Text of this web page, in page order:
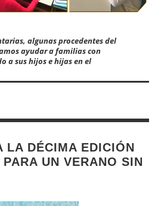
algunas procedentes del
ayudar a familias con
a sus hijos e hijas en el
LA DÉCIMA EDICIÓN
UN VERANO SIN